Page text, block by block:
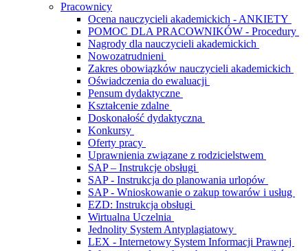
Pracownicy
Ocena nauczycieli akademickich - ANKIETY
POMOC DLA PRACOWNIKÓW - Procedury
Nagrody dla nauczycieli akademickich
Nowozatrudnieni
Zakres obowiązków nauczycieli akademickich
Oświadczenia do ewaluacji
Pensum dydaktyczne
Kształcenie zdalne
Doskonałość dydaktyczna
Konkursy
Oferty pracy
Uprawnienia związane z rodzicielstwem
SAP – Instrukcje obsługi
SAP - Instrukcja do planowania urlopów
SAP - Wnioskowanie o zakup towarów i usług
EZD: Instrukcja obsługi
Wirtualna Uczelnia
Jednolity System Antyplagiatowy
LEX - Internetowy System Informacji Prawnej